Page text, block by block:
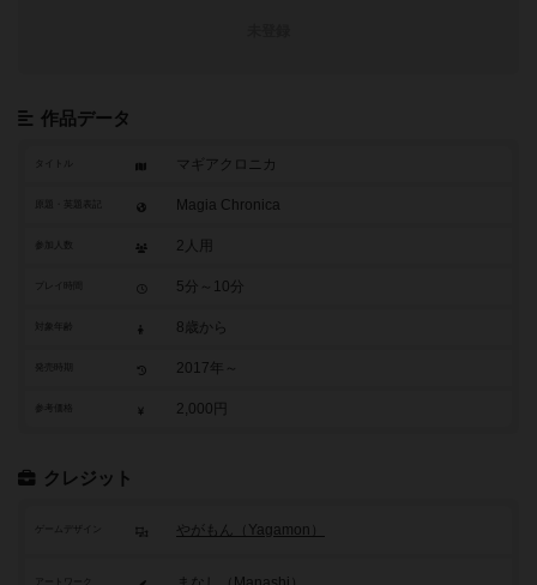
作品データ
タイトル マギアクロニカ
Magia Chronica
参加人数 2人用
5分～10分
8歳から
2017年～
参考価格 2,000円
クレジット
ゲームデザイン やがもん（Yagamon）
アートワーク